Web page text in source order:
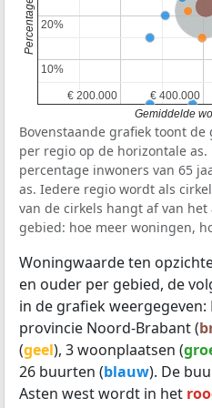
Provincie
€ 200.000
€ 200.000 € 400.000
€ 400.000
10%
10%
20%
20%
Gemiddelde
Bovenstaande grafiek toont
per regio op de horizontale
percentage inwoners van 65
as. Iedere regio wordt als
van de cirkels hangt af van
gebied: hoe meer woningen,
Woningwaarde ten
en ouder per gebied, de
in de grafiek weergegeven:
provincie Noord-Brabant (
(geel), 3 woonplaatsen (
26 buurten (blauw). De
Asten west wordt in het